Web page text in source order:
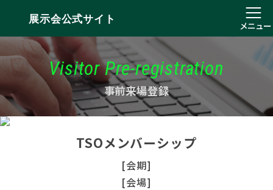
展示会公式サイト
メニュー
Visitor Pre-registration
事前来場登録
TSOメンバーシップ
[会期]
[会場]